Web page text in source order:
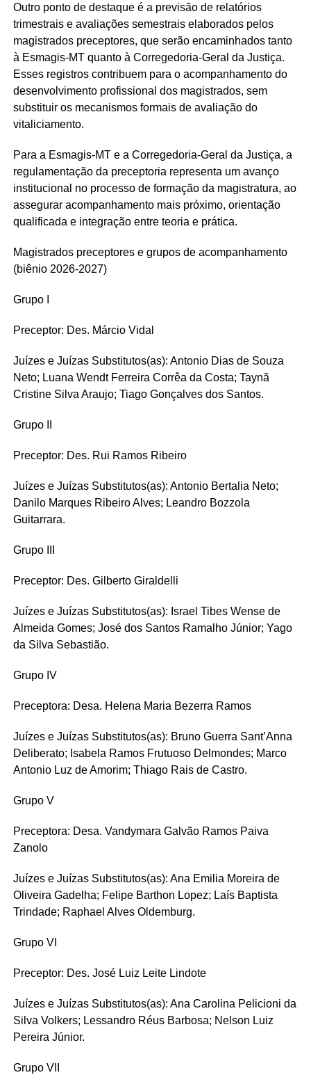
Outro ponto de destaque é a previsão de relatórios
trimestrais e avaliações semestrais elaborados pelos
magistrados preceptores, que serão encaminhados tanto
à Esmagis-MT quanto à Corregedoria-Geral da Justiça.
Esses registros contribuem para o acompanhamento do
desenvolvimento profissional dos magistrados, sem
substituir os mecanismos formais de avaliação do
vitaliciamento.
Para a Esmagis-MT e a Corregedoria-Geral da Justiça, a
regulamentação da preceptoria representa um avanço
institucional no processo de formação da magistratura, ao
assegurar acompanhamento mais próximo, orientação
qualificada e integração entre teoria e prática.
Magistrados preceptores e grupos de acompanhamento
(biênio 2026-2027)
Grupo I
Preceptor: Des. Márcio Vidal
Juízes e Juízas Substitutos(as): Antonio Dias de Souza
Neto; Luana Wendt Ferreira Corrêa da Costa; Taynã
Cristine Silva Araujo; Tiago Gonçalves dos Santos.
Grupo II
Preceptor: Des. Rui Ramos Ribeiro
Juízes e Juízas Substitutos(as): Antonio Bertalia Neto;
Danilo Marques Ribeiro Alves; Leandro Bozzola
Guitarrara.
Grupo III
Preceptor: Des. Gilberto Giraldelli
Juízes e Juízas Substitutos(as): Israel Tibes Wense de
Almeida Gomes; José dos Santos Ramalho Júnior; Yago
da Silva Sebastião.
Grupo IV
Preceptora: Desa. Helena Maria Bezerra Ramos
Juízes e Juízas Substitutos(as): Bruno Guerra Sant’Anna
Deliberato; Isabela Ramos Frutuoso Delmondes; Marco
Antonio Luz de Amorim; Thiago Rais de Castro.
Grupo V
Preceptora: Desa. Vandymara Galvão Ramos Paiva
Zanolo
Juízes e Juízas Substitutos(as): Ana Emilia Moreira de
Oliveira Gadelha; Felipe Barthon Lopez; Laís Baptista
Trindade; Raphael Alves Oldemburg.
Grupo VI
Preceptor: Des. José Luiz Leite Lindote
Juízes e Juízas Substitutos(as): Ana Carolina Pelicioni da
Silva Volkers; Lessandro Réus Barbosa; Nelson Luiz
Pereira Júnior.
Grupo VII